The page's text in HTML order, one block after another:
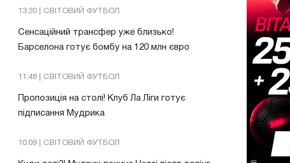
13:20 | СВІТОВИЙ ФУТБОЛ
Сенсаційний трансфер уже близько!
Барселона готує бомбу на 120 млн євро
11:48 | СВІТОВИЙ ФУТБОЛ
Пропозиція на столі! Клуб Ла Ліги готує
підписання Мудрика
10:09 | СВІТОВИЙ ФУТБОЛ